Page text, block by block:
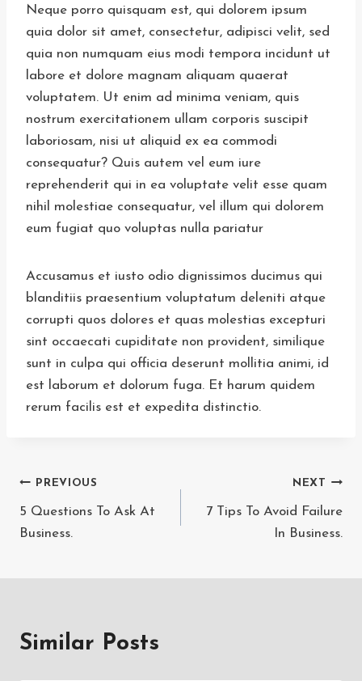
Neque porro quisquam est, qui dolorem ipsum
quia dolor sit amet, consectetur, adipisci velit, sed
quia non numquam eius modi tempora incidunt ut
labore et dolore magnam aliquam quaerat
voluptatem. Ut enim ad minima veniam, quis
nostrum exercitationem ullam corporis suscipit
laboriosam, nisi ut aliquid ex ea commodi
consequatur? Quis autem vel eum iure
reprehenderit qui in ea voluptate velit esse quam
nihil molestiae consequatur, vel illum qui dolorem
eum fugiat quo voluptas nulla pariatur
Accusamus et iusto odio dignissimos ducimus qui
blanditiis praesentium voluptatum deleniti atque
corrupti quos dolores et quas molestias excepturi
sint occaecati cupiditate non provident, similique
sunt in culpa qui officia deserunt mollitia animi, id
est laborum et dolorum fuga. Et harum quidem
rerum facilis est et expedita distinctio.
Post
navigation
PREVIOUS
5 Questions To Ask At
Business.
NEXT
7 Tips To Avoid Failure
In Business.
Similar Posts